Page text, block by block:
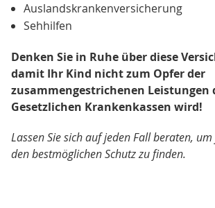
Auslandskrankenversicherung
Sehhilfen
Denken Sie in Ruhe über diese
damit Ihr Kind nicht zum Opfer der
zusammengestrichenen Leistungen
Gesetzlichen Krankenkassen wird!
Lassen Sie sich auf jeden Fall beraten,
den bestmöglichen Schutz zu finden.